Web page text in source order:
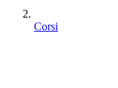
Corsi